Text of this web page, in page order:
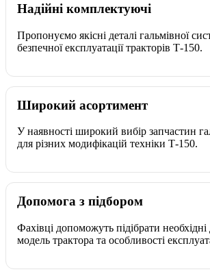
Надійні комплектуючі
Пропонуємо якісні деталі гальмівної
безпечної експлуатації тракторів Т-150.
Широкий асортимент
У наявності широкий вибір запчастин
для різних модифікацій техніки Т-150.
Допомога з підбором
Фахівці допоможуть підібрати необхідні
модель трактора та особливості